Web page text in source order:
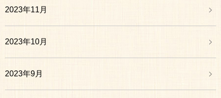
2023年11月
2023年10月
2023年9月